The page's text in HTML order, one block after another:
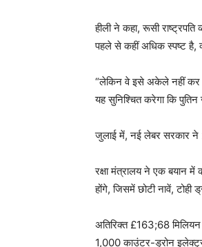
हीली ने कहा, रूसी
पहले से कहीं अधिक स्पष्ट है,
“लेकिन वे इसे अकेले नहीं कर
यह सुनिश्चित करेगा कि
जुलाई में, नई लेबर सरकार ने
रक्षा मंत्रालय ने एक बयान
होंगे, जिसमें छोटी नावें,
अतिरिक्त £163;68
1,000 काउंटर-ड्रोन